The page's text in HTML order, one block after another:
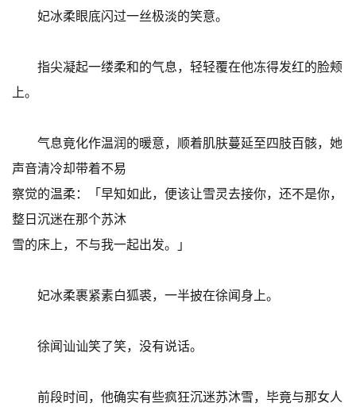
妃冰柔眼底闪过一丝极淡的笑意。
指尖凝起一缕柔和的气息，轻轻覆在他冻得发红的脸颊
上。
气息竟化作温润的暖意，顺着肌肤蔓延至四肢百骸，她
声音清冷却带着不易
察觉的温柔：「早知如此，便该让雪灵去接你，还不是你，
整日沉迷在那个苏沐
雪的床上，不与我一起出发。」
妃冰柔裹紧素白狐裘，一半披在徐闻身上。
徐闻讪讪笑了笑，没有说话。
前段时间，他确实有些疯狂沉迷苏沐雪，毕竟与那女人